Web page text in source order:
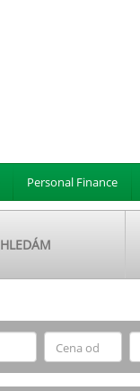
Personal Finance
HLEDÁM